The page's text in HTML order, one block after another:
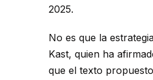
2025.
No es que la
Kast, quien ha
que el texto